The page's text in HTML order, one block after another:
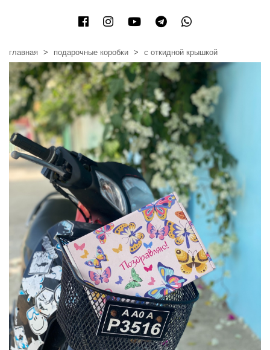
главная подарочные коробки с откидной крышкой